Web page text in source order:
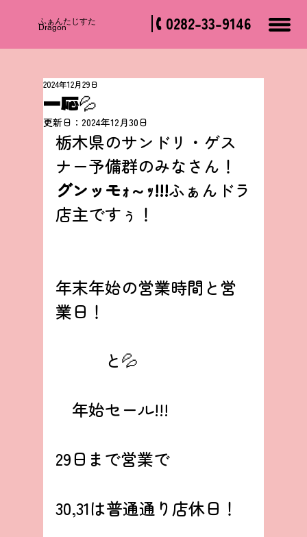
​ふぁんたじすた
Dragon 0282-33-9146
一応💦
2024年12月29日
更新日： 2024年12月30日
栃木県のサンドリ・ゲス
ナー予備群のみなさん！
グンッモｫ～ｯ!!!ふぁんドラ
店主ですぅ！
年末年始の営業時間と営
業日！
と💦
年始セール!!!
29日まで営業で
30,31は普通通り店休日！